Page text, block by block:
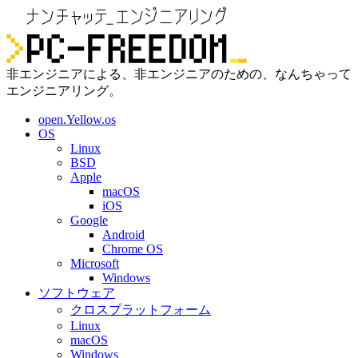
非エンジニアによる、非エンジニアのための、なんちゃって
エンジニアリング。
open.Yellow.os
OS
Linux
BSD
Apple
macOS
iOS
Google
Android
Chrome OS
Microsoft
Windows
ソフトウェア
クロスプラットフォーム
Linux
macOS
Windows